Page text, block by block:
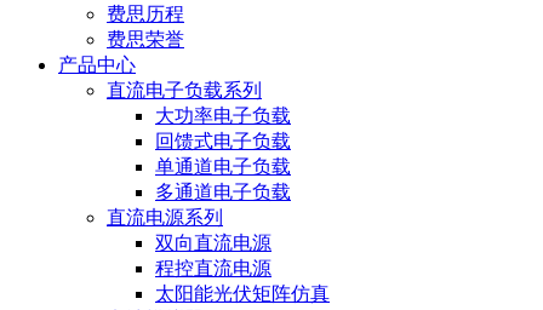
费思历程
费思荣誉
产品中心
直流电子负载系列
大功率电子负载
回馈式电子负载
单通道电子负载
多通道电子负载
直流电源系列
双向直流电源
程控直流电源
太阳能光伏矩阵仿真